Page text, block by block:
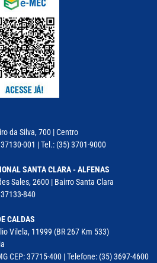
da Silva, 700 | Centro
001 | Tel.: (35) 3701-9000
SANTA CLARA - ALFENAS
Sales, 2600 | Bairro Santa Clara
840
CALDAS
Vilela, 11999 (BR 267 Km 533)
CEP: 37715-400 | Telefone: (35) 3697-4600